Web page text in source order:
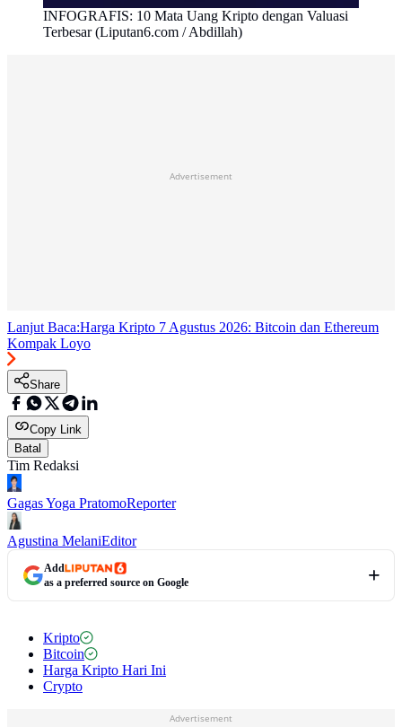
INFOGRAFIS: 10 Mata Uang Kripto dengan Valuasi
Terbesar (Liputan6.com / Abdillah)
Advertisement
Lanjut Baca:Harga Kripto 7 Agustus 2026: Bitcoin dan Ethereum
Kompak Loyo
Share
Copy Link
Batal
Tim Redaksi
Gagas Yoga PratomoReporter
Agustina MelaniEditor
Add
as a preferred source on Google
Kripto
Bitcoin
Harga Kripto Hari Ini
Crypto
Advertisement